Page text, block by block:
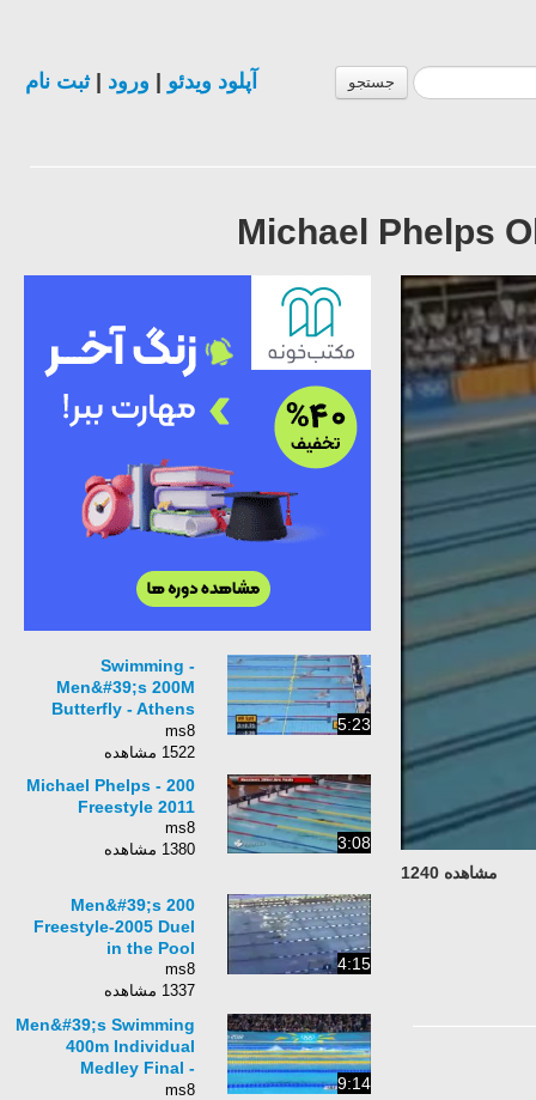
جستجو آپلود ویدئو ورود |ثبت نام
Michael Phelps
مشاهده 1240
5:23
Swimming -
Men&#39;s 200M
Butterfly - Athens
2004 Summer
Olympic Games
ms8
1522 مشاهده
3:08
Michael Phelps - 200
Freestyle 2011
ms8
1380 مشاهده
4:15
Men&#39;s 200
Freestyle-2005 Duel
in the Pool
ms8
1337 مشاهده
9:14
Men&#39;s Swimming
400m Individual
Medley Final -
London 2012
ms8